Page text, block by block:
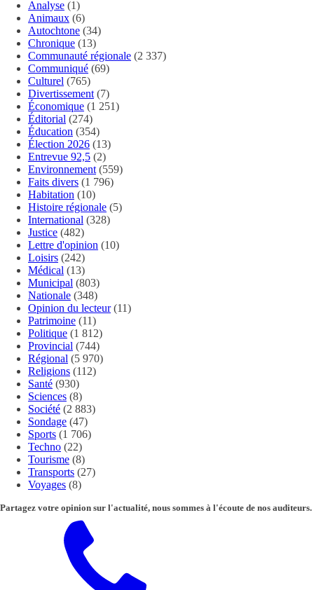
Analyse (1)
Animaux (6)
Autochtone (34)
Chronique (13)
Communauté régionale (2 337)
Communiqué (69)
Culturel (765)
Divertissement (7)
Économique (1 251)
Éditorial (274)
Éducation (354)
Élection 2026 (13)
Entrevue 92,5 (2)
Environnement (559)
Faits divers (1 796)
Habitation (10)
Histoire régionale (5)
International (328)
Justice (482)
Lettre d'opinion (10)
Loisirs (242)
Médical (13)
Municipal (803)
Nationale (348)
Opinion du lecteur(11)
Patrimoine (11)
Politique (1 812)
Provincial (744)
Régional (5 970)
Religions (112)
Santé (930)
Sciences (8)
Société (2 883)
Sondage (47)
Sports (1 706)
Techno (22)
Tourisme (8)
Transports (27)
Voyages (8)
Partagez votre opinion sur l'actualité, nous sommes à l'écoute de nos auditeurs.